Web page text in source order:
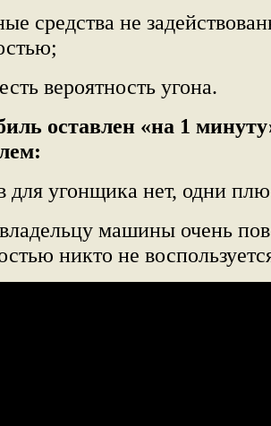
средства не
есть вероятность угона.
оставлен «на 1
для угонщика нет, одни
владельцу машины очень
никто не